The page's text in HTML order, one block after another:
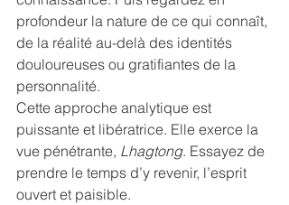
profondeur la nature de ce qui connaît,
de la réalité au-delà des identités
douloureuses ou gratifiantes de la
personnalité.
Cette approche analytique est
puissante et libératrice. Elle exerce la
vue pénétrante, Lhagtong. Essayez de
prendre le temps d’y revenir, l’esprit
ouvert et paisible.